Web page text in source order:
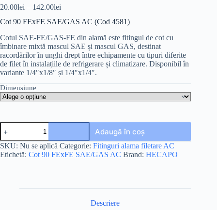
20.00lei – 142.00lei
Cot 90 FExFE SAE/GAS AC (Cod 4581)
Cotul SAE-FE/GAS-FE din alamă este fitingul de cot cu
îmbinare mixtă mascul SAE și mascul GAS, destinat
racordărilor în unghi drept între echipamente cu tipuri diferite
de filet în instalațiile de refrigerare și climatizare. Disponibil în
variante 1/4″x1/8″ și 1/4″x1/4″.
Dimensiune
Adaugă în coș
SKU: Nu se aplică Categorie: Fitinguri alama filetare AC
Etichetă: Cot 90 FExFE SAE/GAS AC Brand: HECAPO
Descriere